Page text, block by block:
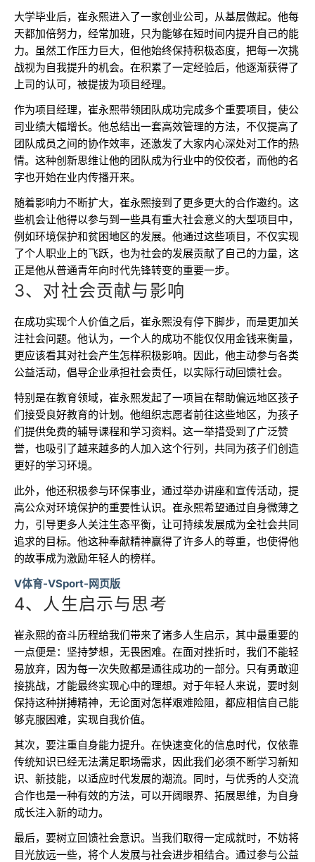
大学毕业后，崔永熙进入了一家创业公司，从基层做起。他每
天都加倍努力，经常加班，只为能够在短时间内提升自己的能
力。虽然工作压力巨大，但他始终保持积极态度，把每一次挑
战视为自我提升的机会。在积累了一定经验后，他逐渐获得了
上司的认可，被提拔为项目经理。
作为项目经理，崔永熙带领团队成功完成多个重要项目，使公
司业绩大幅增长。他总结出一套高效管理的方法，不仅提高了
团队成员之间的协作效率，还激发了大家内心深处对工作的热
情。这种创新思维让他的团队成为行业中的佼佼者，而他的名
字也开始在业内传播开来。
随着影响力不断扩大，崔永熙接到了更多更大的合作邀约。这
些机会让他得以参与到一些具有重大社会意义的大型项目中，
例如环境保护和贫困地区的发展。他通过这些项目，不仅实现
了个人职业上的飞跃，也为社会的发展贡献了自己的力量，这
正是他从普通青年向时代先锋转变的重要一步。
3、对社会贡献与影响
在成功实现个人价值之后，崔永熙没有停下脚步，而是更加关
注社会问题。他认为，一个人的成功不能仅仅用金钱来衡量，
更应该看其对社会产生怎样积极影响。因此，他主动参与各类
公益活动，倡导企业承担社会责任，以实际行动回馈社会。
特别是在教育领域，崔永熙发起了一项旨在帮助偏远地区孩子
们接受良好教育的计划。他组织志愿者前往这些地区，为孩子
们提供免费的辅导课程和学习资料。这一举措受到了广泛赞
誉，也吸引了越来越多的人加入这个行列，共同为孩子们创造
更好的学习环境。
此外，他还积极参与环保事业，通过举办讲座和宣传活动，提
高公众对环境保护的重要性认识。崔永熙希望通过自身微薄之
力，引导更多人关注生态平衡，让可持续发展成为全社会共同
追求的目标。他这种奉献精神赢得了许多人的尊重，也使得他
的故事成为激励年轻人的榜样。
V体育-VSport-网页版
4、人生启示与思考
崔永熙的奋斗历程给我们带来了诸多人生启示，其中最重要的
一点便是：坚持梦想，无畏困难。在面对挫折时，我们不能轻
易放弃，因为每一次失败都是通往成功的一部分。只有勇敢迎
接挑战，才能最终实现心中的理想。对于年轻人来说，要时刻
保持这种拼搏精神，无论面对怎样艰难险阻，都应相信自己能
够克服困难，实现自我价值。
其次，要注重自身能力提升。在快速变化的信息时代，仅依靠
传统知识已经无法满足职场需求，因此我们必须不断学习新知
识、新技能，以适应时代发展的潮流。同时，与优秀的人交流
合作也是一种有效的方法，可以开阔眼界、拓展思维，为自身
成长注入新的动力。
最后，要树立回馈社会意识。当我们取得一定成就时，不妨将
目光放远一些，将个人发展与社会进步相结合。通过参与公益